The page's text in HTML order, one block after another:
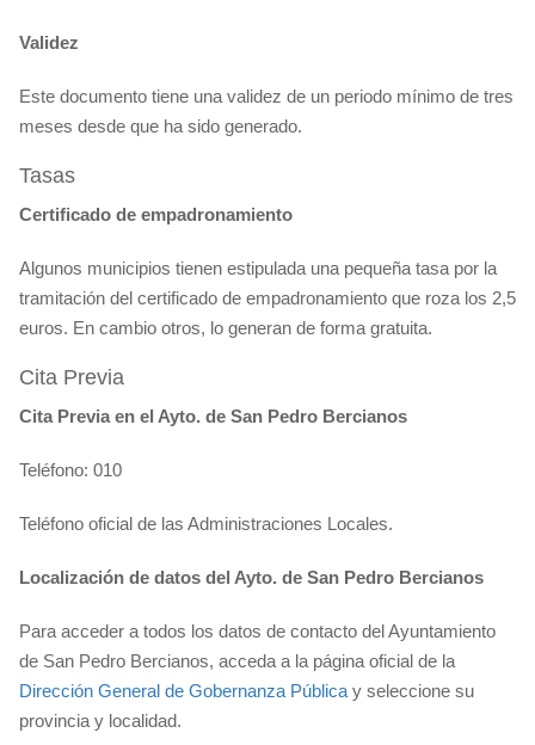
Validez
Este documento tiene una validez de un periodo mínimo de tres
meses desde que ha sido generado.
Tasas
Certificado de empadronamiento
Algunos municipios tienen estipulada una pequeña tasa por la
tramitación del certificado de empadronamiento que roza los 2,5
euros. En cambio otros, lo generan de forma gratuita.
Cita Previa
Cita Previa en el Ayto. de San Pedro Bercianos
Teléfono: 010
Teléfono oficial de las Administraciones Locales.
Localización de datos del Ayto. de San Pedro Bercianos
Para acceder a todos los datos de contacto del Ayuntamiento
de San Pedro Bercianos, acceda a la página oficial de la
Dirección General de Gobernanza Pública y seleccione su
provincia y localidad.